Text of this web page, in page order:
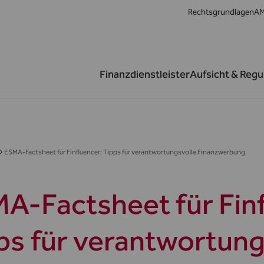
Rechtsgrundlagen
FinanzdienstleisterAufsicht &
ESMA-Factsheet für Finfluencer: Tipps für verantwortungsvolle Finanzwerbung
Factsheet für
für